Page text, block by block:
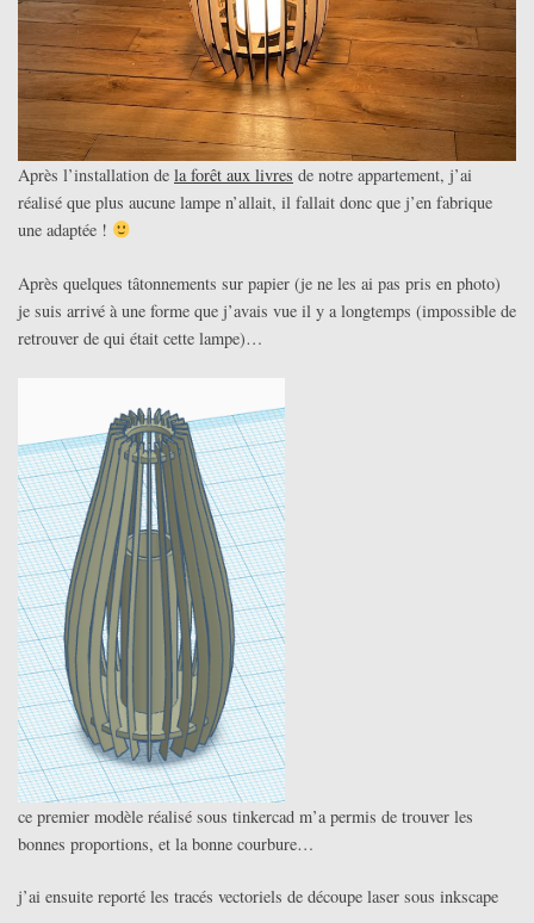
Après l’installation de la forêt aux livres de notre appartement, j’ai
réalisé que plus aucune lampe n’allait, il fallait donc que j’en fabrique
une adaptée !
Après quelques tâtonnements sur papier (je ne les ai pas pris en photo)
je suis arrivé à une forme que j’avais vue il y a longtemps (impossible de
retrouver de qui était cette lampe)…
ce premier modèle réalisé sous tinkercad m’a permis de trouver les
bonnes proportions, et la bonne courbure…
j’ai ensuite reporté les tracés vectoriels de découpe laser sous inkscape